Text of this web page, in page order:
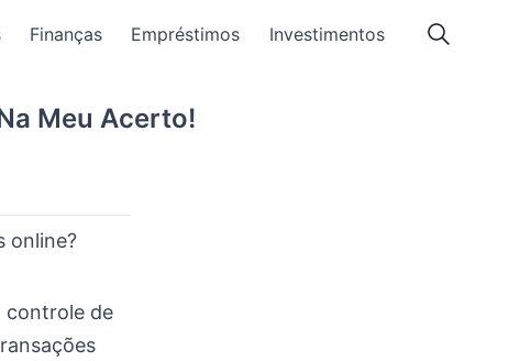
Finanças Empréstimos Investimentos
Meu Acerto!
online?
controle de